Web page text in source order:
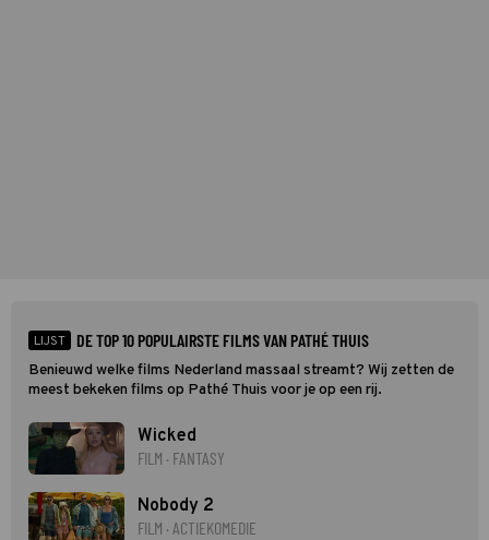
LIJST DE TOP 10 POPULAIRSTE FILMS VAN PATHÉ THUIS
Benieuwd welke films Nederland massaal streamt? Wij zetten de
meest bekeken films op Pathé Thuis voor je op een rij.
Wicked
FILM · FANTASY
Nobody 2
FILM · ACTIEKOMEDIE